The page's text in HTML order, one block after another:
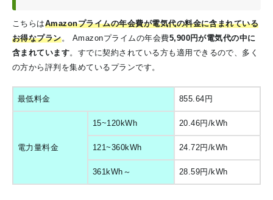
こちらはAmazonプライムの年会費が電気代の料金に含まれている
お得なプラン。 Amazonプライムの年会費5,900円が電気代の中に
含まれています。すでに契約されている方も適用できるので、多く
の方から評判を集めているプランです。
最低料金 855.64円
電力量料金
15~120kWh 20.46円/kWh
121~360kWh 24.72円/kWh
361kWh～ 28.59円/kWh